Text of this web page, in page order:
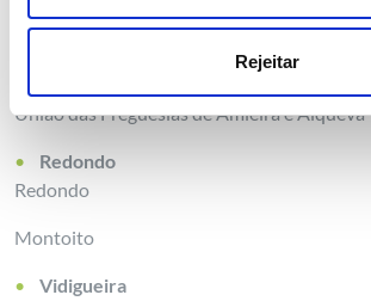
Rejeitar
Portel
União das Freguesias de Amieira e Alqueva
Redondo
Redondo
Montoito
Vidigueira